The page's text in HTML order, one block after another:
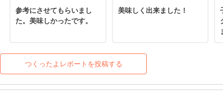
参考にさせてもらいまし
た。美味しかったです。
美味しく出来ました！
つくったよレポートを投稿する